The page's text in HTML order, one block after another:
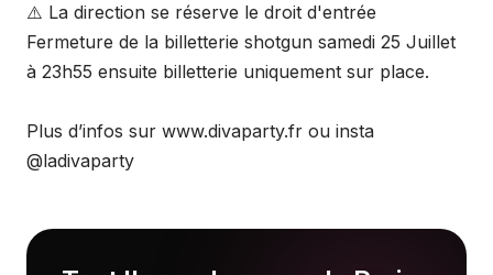
⚠️ La direction se réserve le droit d'entrée
Fermeture de la billetterie shotgun samedi 25 Juillet
à 23h55 ensuite billetterie uniquement sur place.
Plus d’infos sur www.divaparty.fr ou insta
@ladivaparty